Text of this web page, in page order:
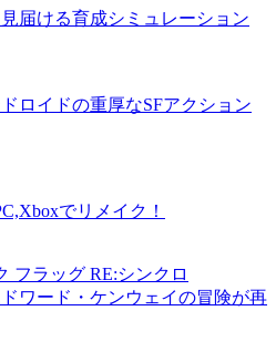
届ける育成シミュレーション
ロイドの重厚なSFアクション
でリメイク！
フラッグ RE:シンクロ
ワード・ケンウェイの冒険が再